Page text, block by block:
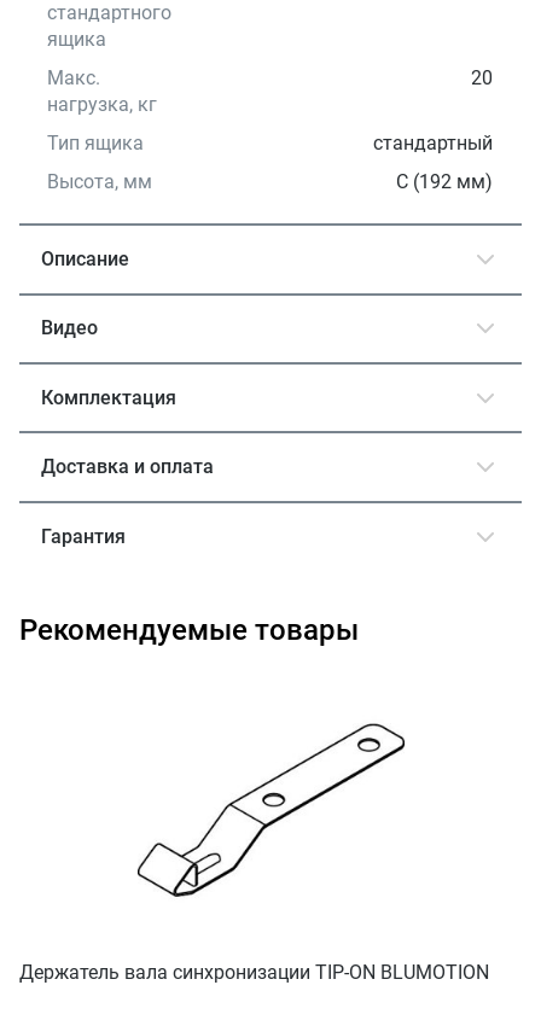
стандартного
ящика
Макс.
нагрузка, кг
20
Тип ящика
стандартный
Высота, мм
С (192 мм)
Описание
Видео
Комплектация
Доставка и оплата
Гарантия
Рекомендуемые товары
Держатель вала синхронизации TIP-ON BLUMOTION